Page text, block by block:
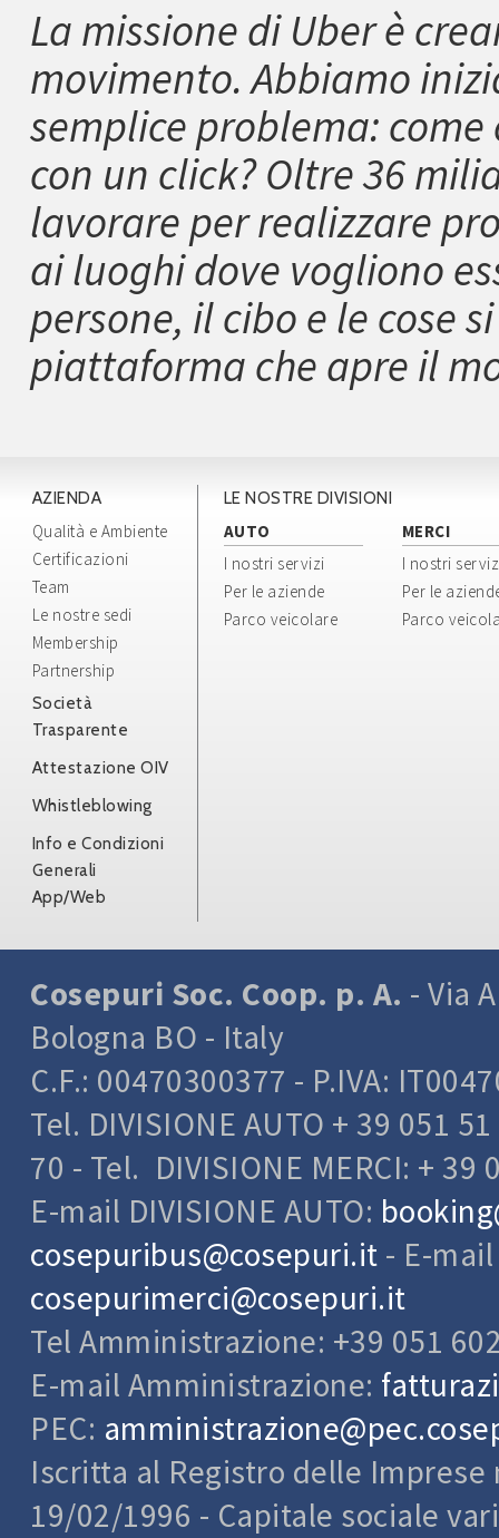
La missione di Uber è
movimento. Abbiamo
semplice problema:
con un click? Oltre 36
lavorare per realizzare
ai luoghi dove vogliono
persone, il cibo e le cose
piattaforma che apre il
AZIENDA
Qualità e Ambiente
Certificazioni
Team
Le nostre sedi
Membership
Partnership
Società
Trasparente
Attestazione OIV
Whistleblowing
Info e Condizioni
Generali
App/Web
LE NOSTRE DIVISIONI
AUTO
I nostri servizi
Per le aziende
Parco veicolare
MERCI
I nostri
Per le
Parco
Cosepuri Soc. Coop. p. A. - Via
Bologna BO - Italy
C.F.: 00470300377 - P.IVA:
Tel. DIVISIONE AUTO + 39 051
70 - Tel. DIVISIONE MERCI: + 39
E-mail DIVISIONE AUTO:
cosepuribus@cosepuri.it - E-mail
cosepurimerci@cosepuri.it
Tel Amministrazione: +39 051
E-mail Amministrazione:
PEC:
Iscritta al Registro delle Imprese
19/02/1996 - Capitale sociale